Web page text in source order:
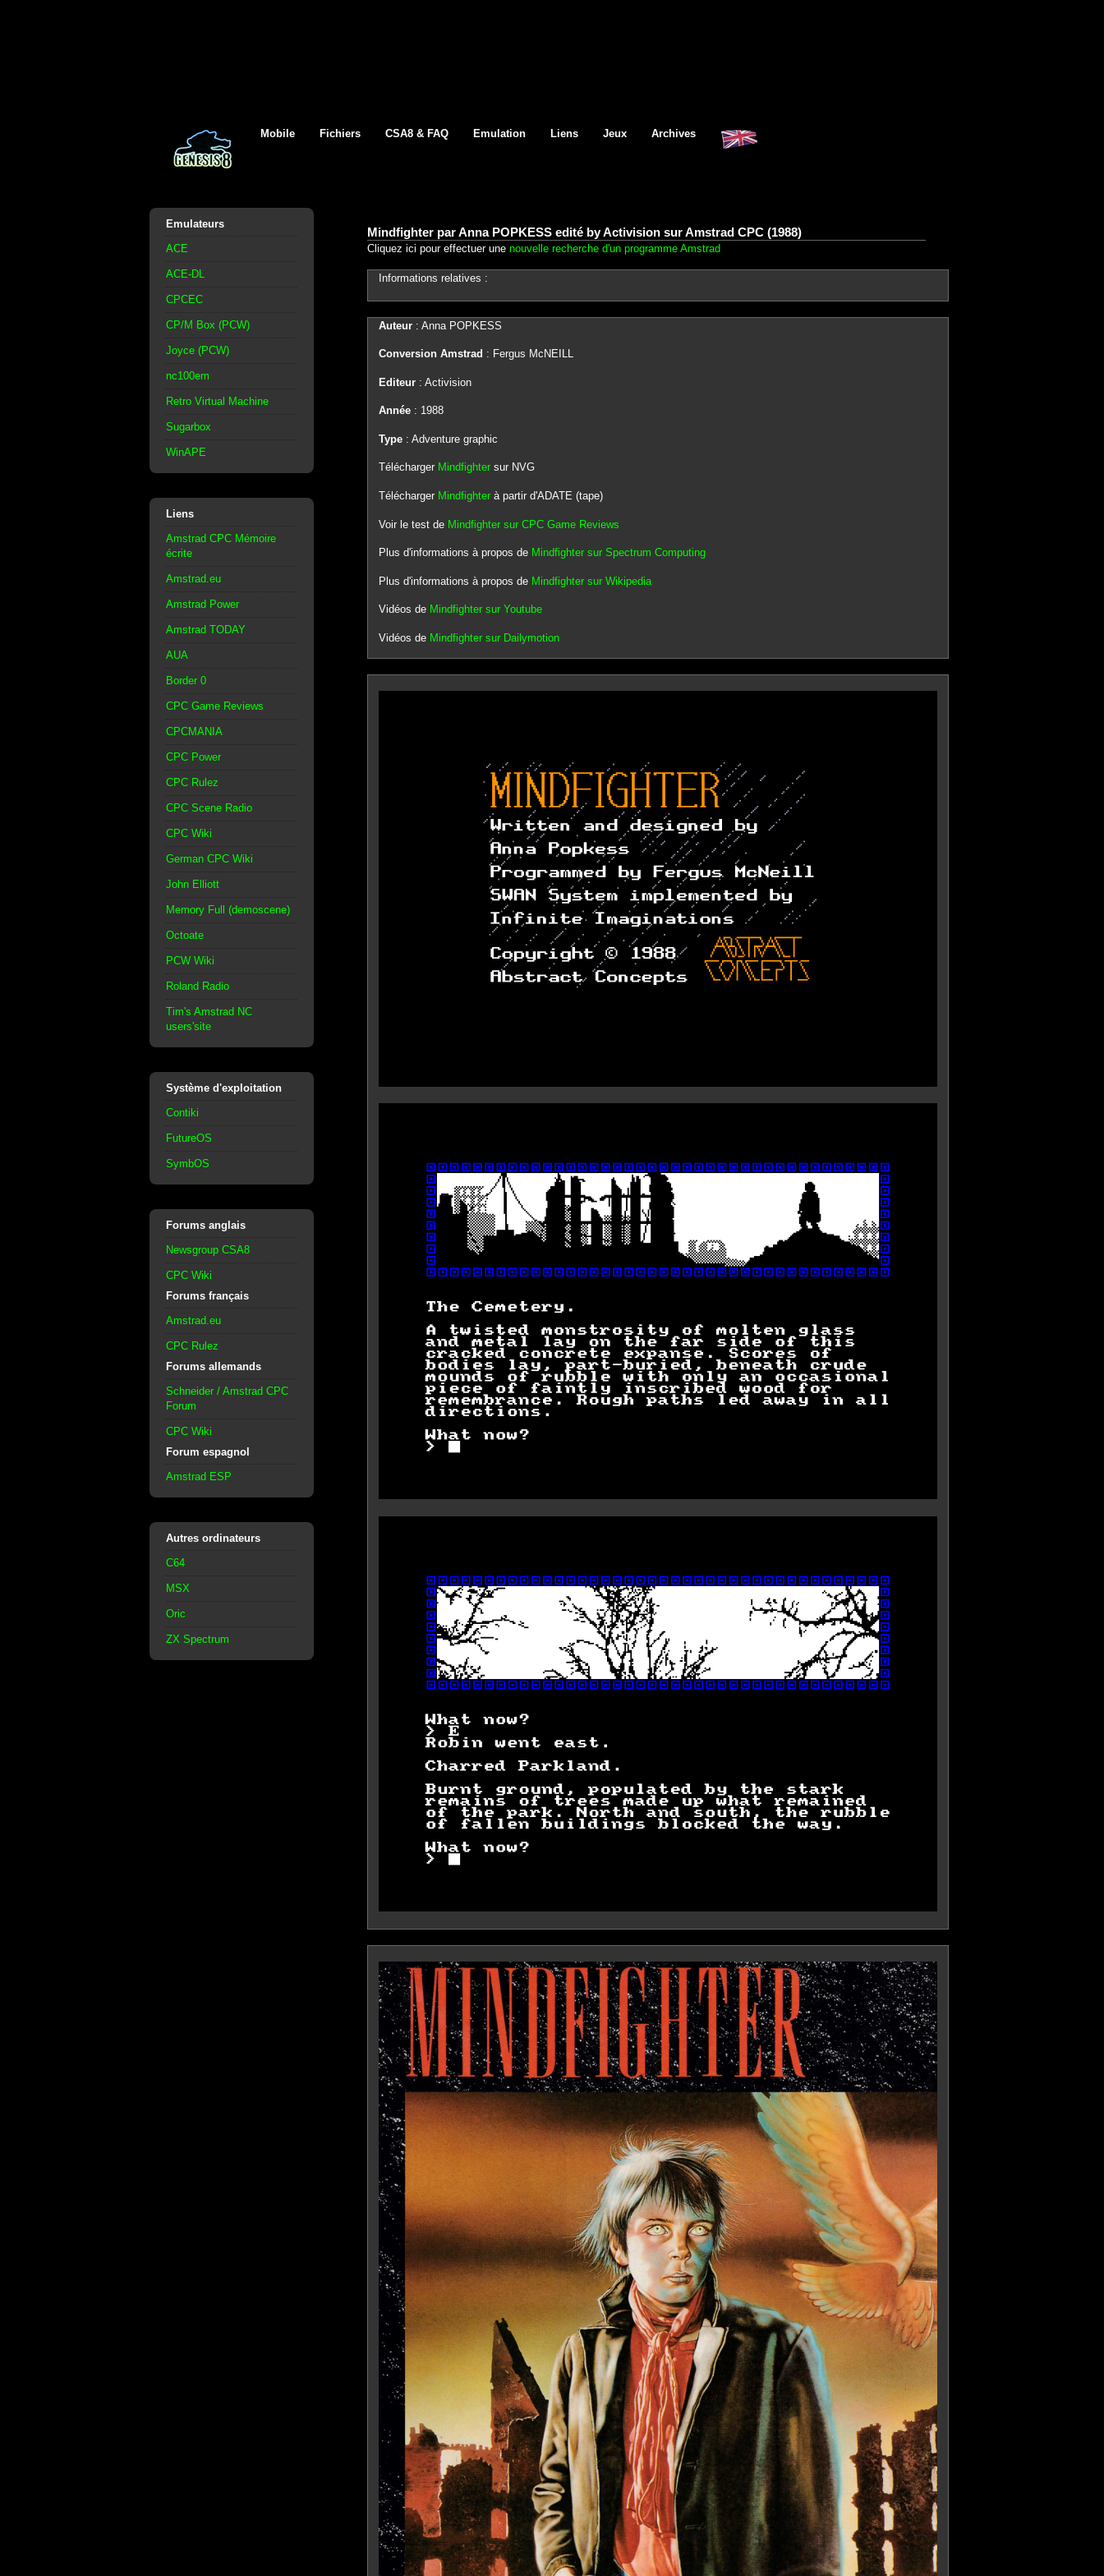
Mobile Fichiers CSA8 & FAQ Emulation Liens Jeux Archives
Emulateurs
ACE
ACE-DL
CPCEC
CP/M Box (PCW)
Joyce (PCW)
nc100em
Retro Virtual Machine
Sugarbox
WinAPE
Liens
Amstrad CPC Mémoire
écrite
Amstrad.eu
Amstrad Power
Amstrad TODAY
AUA
Border 0
CPC Game Reviews
CPCMANIA
CPC Power
CPC Rulez
CPC Scene Radio
CPC Wiki
German CPC Wiki
John Elliott
Memory Full (demoscene)
Octoate
PCW Wiki
Roland Radio
Tim's Amstrad NC
users'site
Système d'exploitation
Contiki
FutureOS
SymbOS
Forums anglais
Newsgroup CSA8
CPC Wiki
Forums français
Amstrad.eu
CPC Rulez
Forums allemands
Schneider / Amstrad CPC
Forum
CPC Wiki
Forum espagnol
Amstrad ESP
Autres ordinateurs
C64
MSX
Oric
ZX Spectrum
Mindfighter par Anna POPKESS edité by Activision sur Amstrad CPC (1988)
Cliquez ici pour effectuer une nouvelle recherche d'un programme Amstrad
Informations relatives :
Auteur: Anna POPKESS
Conversion Amstrad : Fergus McNEILL
Editeur: Activision
Année: 1988
Type: Adventure graphic
Télécharger Mindfightersur NVG
Télécharger Mindfighterà partir d'ADATE (tape)
Voir le test de Mindfighter sur CPC Game Reviews
Plus d'informations à propos de Mindfighter sur Spectrum Computing
Plus d'informations à propos de Mindfighter sur Wikipedia
Vidéos de Mindfighter sur Youtube
Vidéos de Mindfighter sur Dailymotion